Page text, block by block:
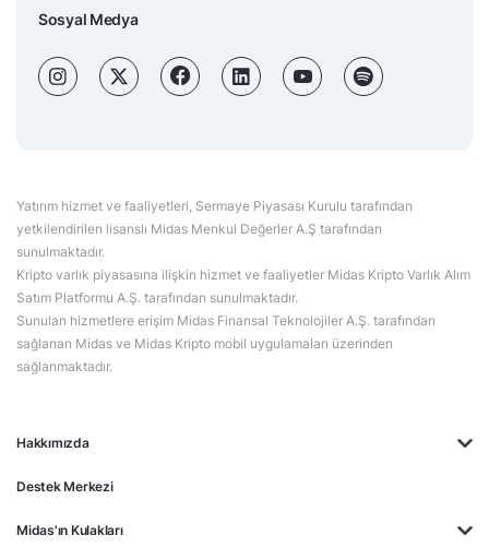
Hakkımızda
Destek Merkezi
Midas'ın Kulakları
Sosyal Medya
Yatırım hizmet ve faaliyetleri, Sermaye Piyasası Kurulu tarafından
yetkilendirilen lisanslı Midas Menkul Değerler A.Ş tarafından
sunulmaktadır.
Kripto varlık piyasasına ilişkin hizmet ve faaliyetler Midas Kripto Varlık Alım
Satım Platformu A.Ş. tarafından sunulmaktadır.
Sunulan hizmetlere erişim Midas Finansal Teknolojiler A.Ş. tarafından
sağlanan Midas ve Midas Kripto mobil uygulamaları üzerinden
sağlanmaktadır.